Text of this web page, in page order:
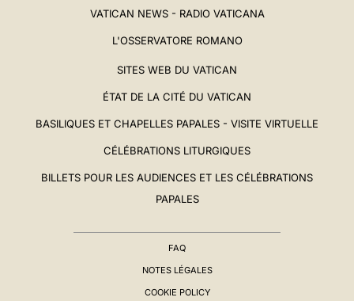
VATICAN NEWS - RADIO VATICANA
L'OSSERVATORE ROMANO
SITES WEB DU VATICAN
ÉTAT DE LA CITÉ DU VATICAN
BASILIQUES ET CHAPELLES PAPALES - VISITE VIRTUELLE
CÉLÉBRATIONS LITURGIQUES
BILLETS POUR LES AUDIENCES ET LES CÉLÉBRATIONS
PAPALES
FAQ
NOTES LÉGALES
COOKIE POLICY